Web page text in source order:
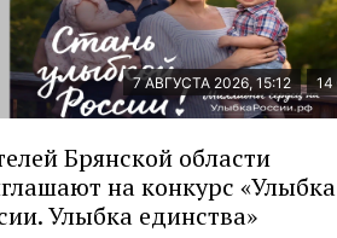
7 АВГУСТА 2026, 15:12 14
Брянской области
на конкурс «Улыбка
Улыбка единства»